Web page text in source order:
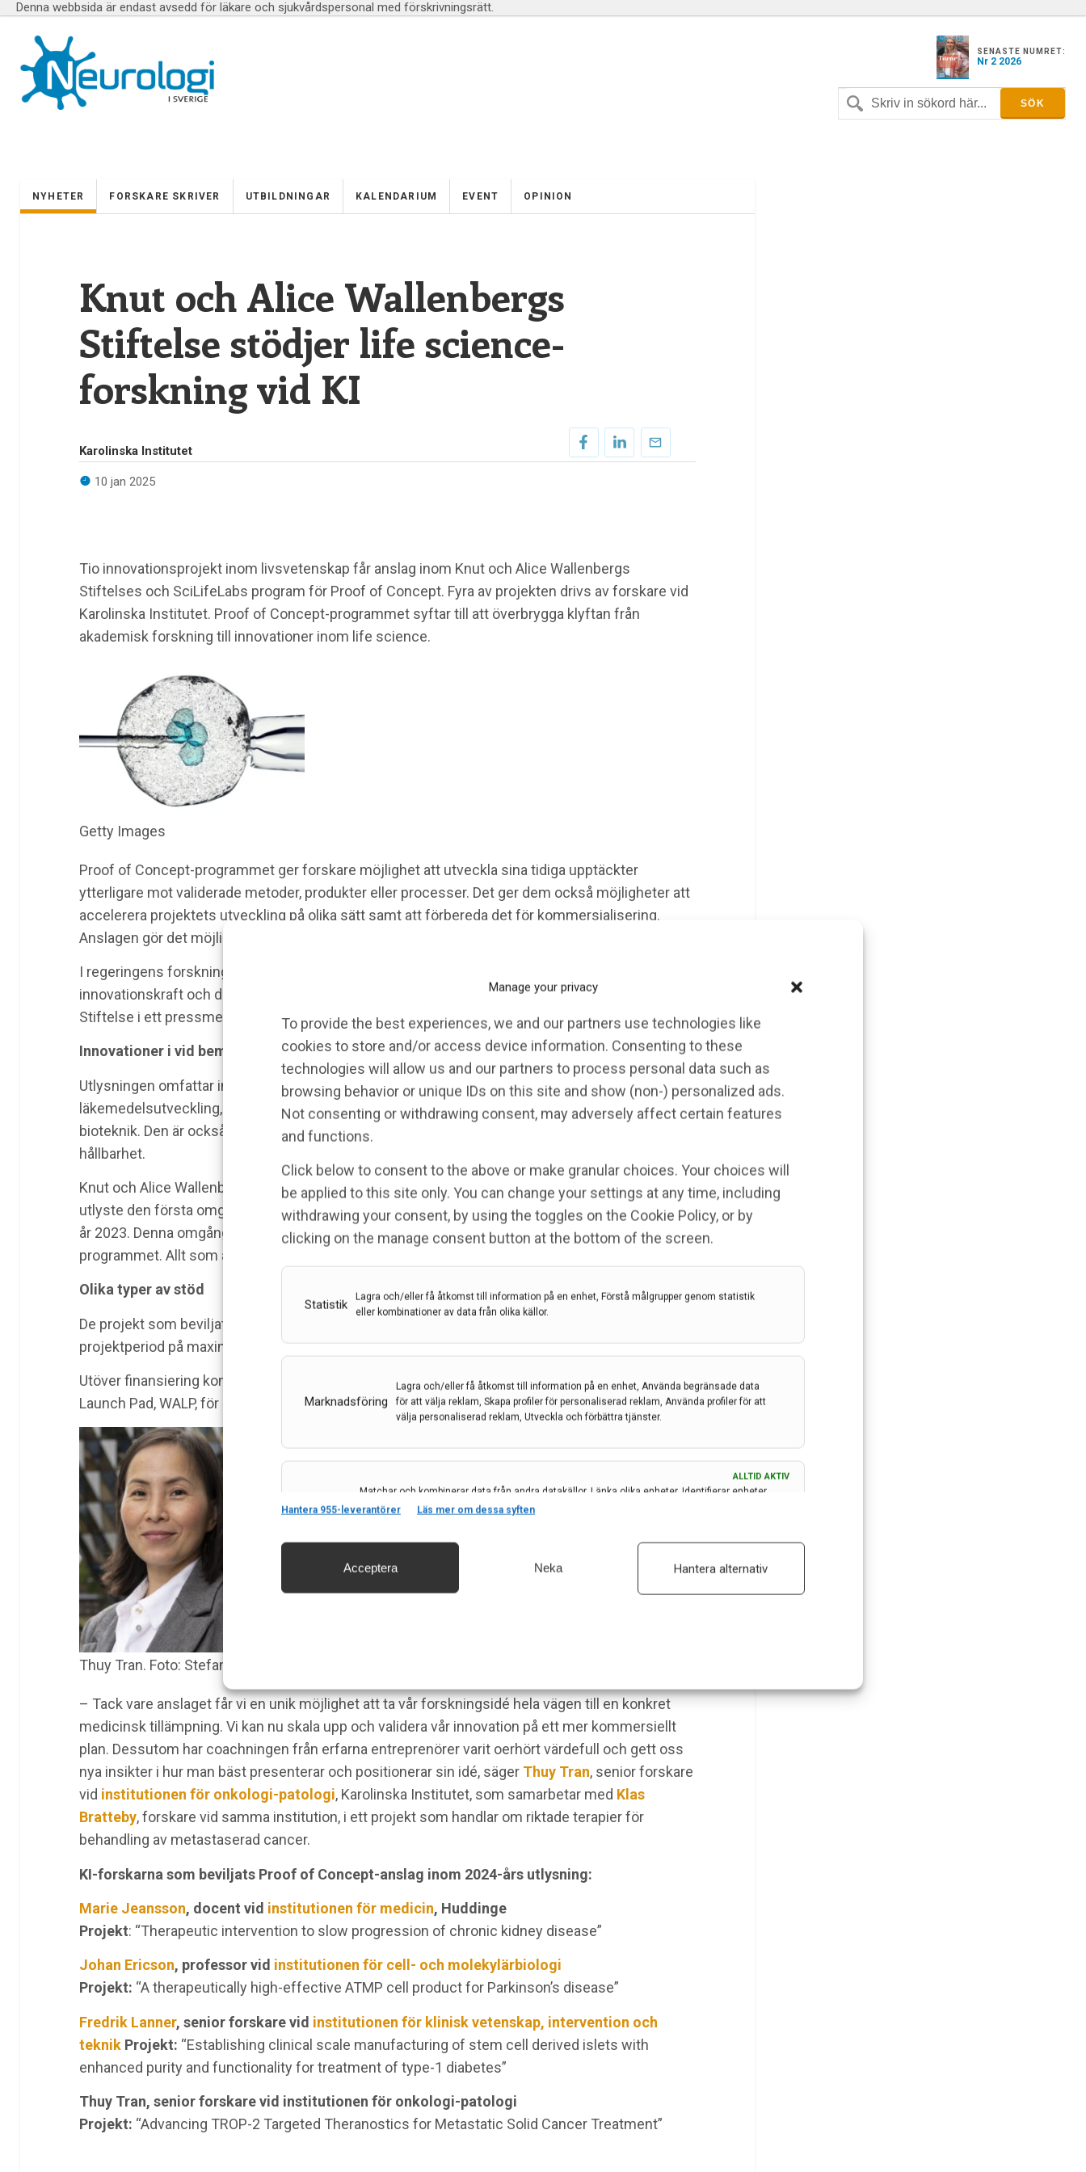
Manage your privacy
To provide the best experiences, we and our partners use technologies like
cookies to store and/or access device information. Consenting to these
technologies will allow us and our partners to process personal data such as
browsing behavior or unique IDs on this site and show (non-) personalized ads.
Not consenting or withdrawing consent, may adversely affect certain features
and functions.
Click below to consent to the above or make granular choices. Your choices will
be applied to this site only. You can change your settings at any time, including
withdrawing your consent, by using the toggles on the Cookie Policy, or by
clicking on the manage consent button at the bottom of the screen.
Statistik
Lagra och/eller få åtkomst till information på en enhet, Förstå målgrupper genom statistik
eller kombinationer av data från olika källor.
Marknadsföring
Lagra och/eller få åtkomst till information på en enhet, Använda begränsade data
för att välja reklam, Skapa profiler för personaliserad reklam, Använda profiler för att
välja personaliserad reklam, Utveckla och förbättra tjänster.
ALLTID AKTIV
Matchar och kombinerar data från andra datakällor, Länka olika enheter, Identifierar enheter
baserat på information som överförs automatiskt.
och innehåll, Spara och meddela dina integritetsval.
ALLTID AKTIV
Hantera 955-leverantörer Läs mer om dessa syften
Acceptera Neka Hantera alternativ
Denna webbsida är endast avsedd för läkare och sjukvårdspersonal med förskrivningsrätt.
SENASTE NUMRET:
Nr 2 2026
NYHETER FORSKARE SKRIVER UTBILDNINGAR KALENDARIUM EVENT OPINION
Knut och Alice Wallenbergs
Stiftelse stödjer life science-
forskning vid KI
Karolinska Institutet
10 jan 2025
Tio innovationsprojekt inom livsvetenskap får anslag inom Knut och Alice Wallenbergs
Stiftelses och SciLifeLabs program för Proof of Concept. Fyra av projekten drivs av forskare vid
Karolinska Institutet. Proof of Concept-programmet syftar till att överbrygga klyftan från
akademisk forskning till innovationer inom life science.
Getty Images
Proof of Concept-programmet ger forskare möjlighet att utveckla sina tidiga upptäckter
ytterligare mot validerade metoder, produkter eller processer. Det ger dem också möjligheter att
accelerera projektets utveckling på olika sätt samt att förbereda det för kommersialisering.
Anslagen gör det möjligt för forskare att utforska potentialen i sina forskningsresultat.
I regeringens forsknings- och innovationsproposition premierades excellent forskning och
innovationskraft och det här är ett exempel på just det, skriver Knut och Alice Wallenbergs
Stiftelse i ett pressmeddelande.
Innovationer i vid bemärkelse
Utlysningen omfattar innovationer inom life science i vid bemärkelse, som exempelvis
läkemedelsutveckling, medicinteknik, diagnostik, forskningsverktyg, e-hälsa och industriell
bioteknik. Den är också öppen för innovationer inom miljövetenskap, jordbruk, bioenergi och
hållbarhet.
Knut och Alice Wallenbergs Stiftelse beviljade de första Proof of Concept-anslagen 2017 och
utlyste den första omgången inom programmet Proof of Concept för livsvetenskap, life science
år 2023. Denna omgång är programmets andra. Totalt har nu 20 anslag beviljats inom
programmet. Allt som allt, sedan 2017 har totalt 100 Proof of Concept-anslag beviljats.
Olika typer av stöd
De projekt som beviljats finansiering får mellan en och fyra miljoner kronor vardera under en
projektperiod på maximalt två år.
Utöver finansiering kommer projektledarna att få fortsatt stöd från teamet inom Wallenberg
Launch Pad, WALP, för att utveckla sina innovationer till kommersiell mognad.
Thuy Tran. Foto: Stefan Zimmerman
– Tack vare anslaget får vi en unik möjlighet att ta vår forskningsidé hela vägen till en konkret
medicinsk tillämpning. Vi kan nu skala upp och validera vår innovation på ett mer kommersiellt
plan. Dessutom har coachningen från erfarna entreprenörer varit oerhört värdefull och gett oss
nya insikter i hur man bäst presenterar och positionerar sin idé, säger Thuy Tran, senior forskare
vid institutionen för onkologi-patologi, Karolinska Institutet, som samarbetar med Klas
Bratteby, forskare vid samma institution, i ett projekt som handlar om riktade terapier för
behandling av metastaserad cancer.
KI-forskarna som beviljats Proof of Concept-anslag inom 2024-års utlysning:
Marie Jeansson, docent vid institutionen för medicin, Huddinge
Projekt: “Therapeutic intervention to slow progression of chronic kidney disease”
Johan Ericson, professor vid institutionen för cell- och molekylärbiologi
Projekt: “A therapeutically high-effective ATMP cell product for Parkinson’s disease”
Fredrik Lanner, senior forskare vid institutionen för klinisk vetenskap, intervention och
teknik Projekt: “Establishing clinical scale manufacturing of stem cell derived islets with
enhanced purity and functionality for treatment of type-1 diabetes”
Thuy Tran, senior forskare vid institutionen för onkologi-patologi
Projekt: “Advancing TROP-2 Targeted Theranostics for Metastatic Solid Cancer Treatment”